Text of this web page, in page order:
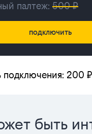
палтеж: 500 ₽
подключить
подключения: 200 ₽
быть